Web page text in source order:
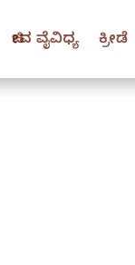
ಜೀವ ವೈವಿಧ್ಯ ಕ್ರೀಡೆ